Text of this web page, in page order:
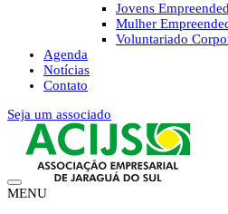
Jovens
Mulher
Voluntariado
Agenda
Notícias
Contato
Seja um associado
MENU